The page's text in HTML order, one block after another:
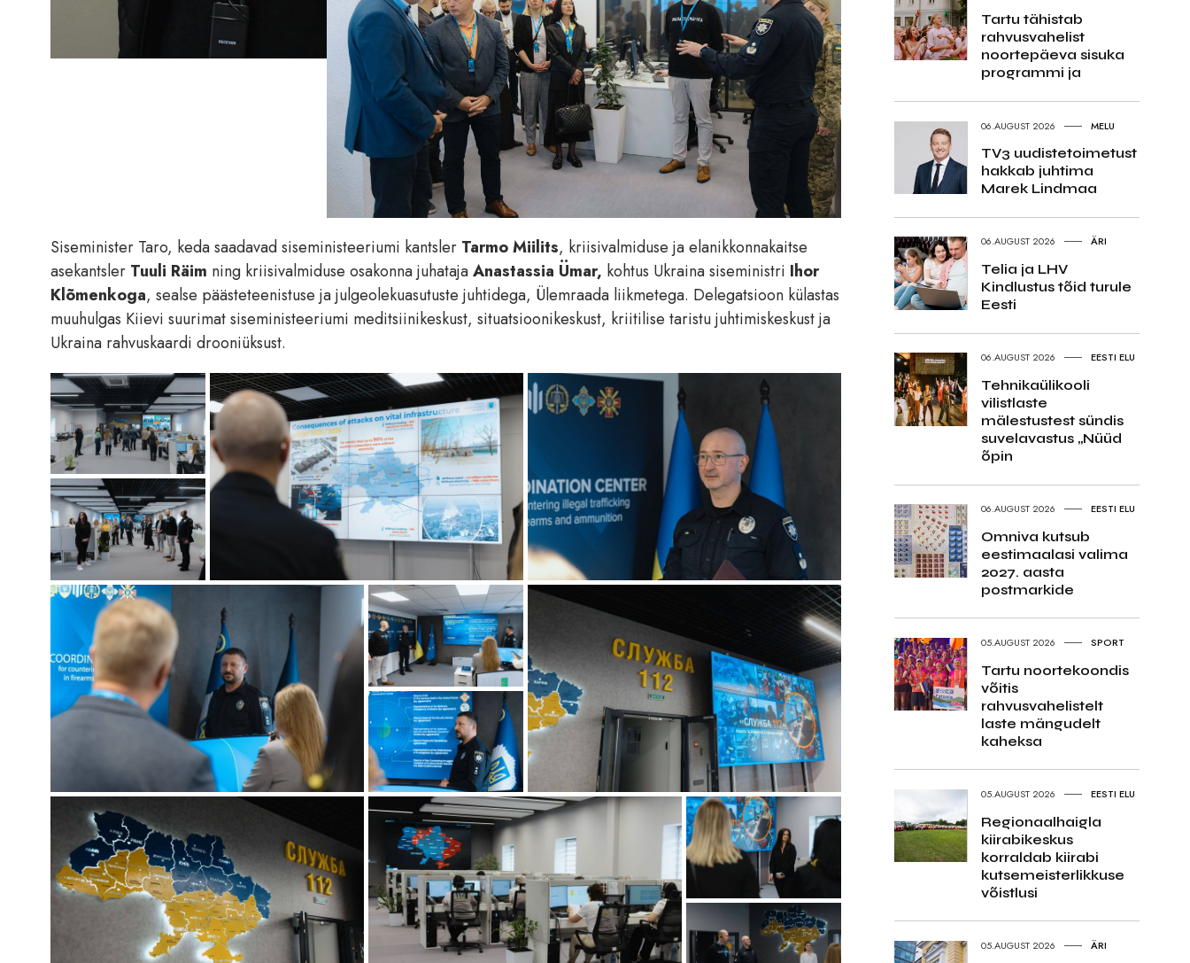
Siseminister Taro, keda saadavad siseministeeriumi kantsler Tarmo Miilits, kriisivalmiduse ja elanikkonnakaitse
asekantsler Tuuli Räim ning kriisivalmiduse osakonna juhatajaAnastassia Ümar, kohtus Ukraina siseministri Ihor
Klõmenkoga, sealse päästeteenistuse ja julgeolekuasutuste juhtidega, Ülemraada liikmetega. Delegatsioon külastas
muuhulgas Kiievi suurimat siseministeeriumi meditsiinikeskust, situatsioonikeskust, kriitilise taristu juhtimiskeskust ja
Ukraina rahvuskaardi drooniüksust.
Tartu tähistab
rahvusvahelist
noortepäeva sisuka
programmi ja
06.AUGUST 2026 MELU
TV3 uudistetoimetust
hakkab juhtima
Marek Lindmaa
06.AUGUST 2026 ÄRI
Telia ja LHV
Kindlustus tõid turule
Eesti
06.AUGUST 2026 EESTI ELU
Tehnikaülikooli
vilistlaste
mälestustest sündis
suvelavastus „Nüüd
õpin
06.AUGUST 2026 EESTI ELU
Omniva kutsub
eestimaalasi valima
2027. aasta
postmarkide
05.AUGUST 2026 SPORT
Tartu noortekoondis
võitis
rahvusvahelistelt
laste mängudelt
kaheksa
05.AUGUST 2026 EESTI ELU
Regionaalhaigla
kiirabikeskus
korraldab kiirabi
kutsemeisterlikkuse
võistlusi
05.AUGUST 2026 ÄRI